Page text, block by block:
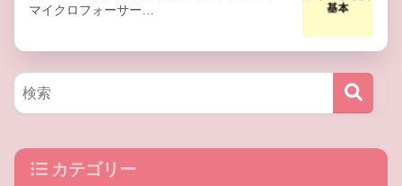
マイクロフォーサー…
カテゴリー